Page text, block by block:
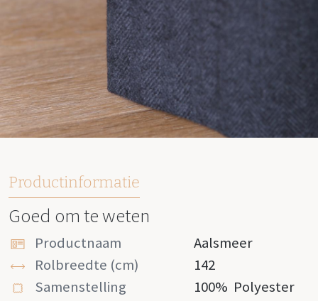
Productinformatie
Goed om te weten
Productnaam
Aalsmeer
Rolbreedte (cm)
142
Samenstelling
100% Polyester